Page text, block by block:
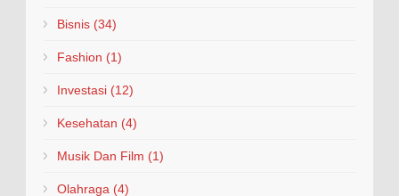
Bisnis (34)
Fashion (1)
Investasi (12)
Kesehatan (4)
Musik Dan Film (1)
Olahraga (4)